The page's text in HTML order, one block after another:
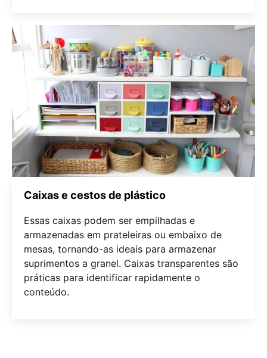
Caixas e cestos de plástico
Essas caixas podem ser empilhadas e
armazenadas em prateleiras ou embaixo de
mesas, tornando-as ideais para armazenar
suprimentos a granel. Caixas transparentes são
práticas para identificar rapidamente o
conteúdo.